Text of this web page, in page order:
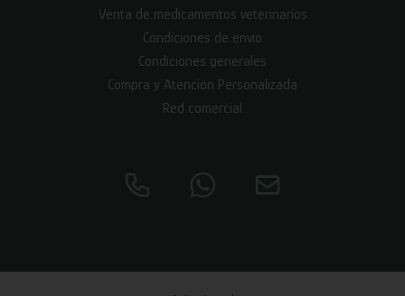
Venta de medicamentos veterinarios
Condiciones de envío
Condiciones generales
Compra y Atención Personalizada
Red comercial